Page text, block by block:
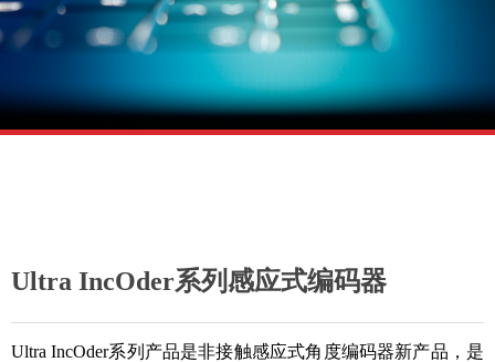
Ultra IncOder系列感应式编码器
Ultra IncOder系列产品是非接触感应式角度编码器新产品，是